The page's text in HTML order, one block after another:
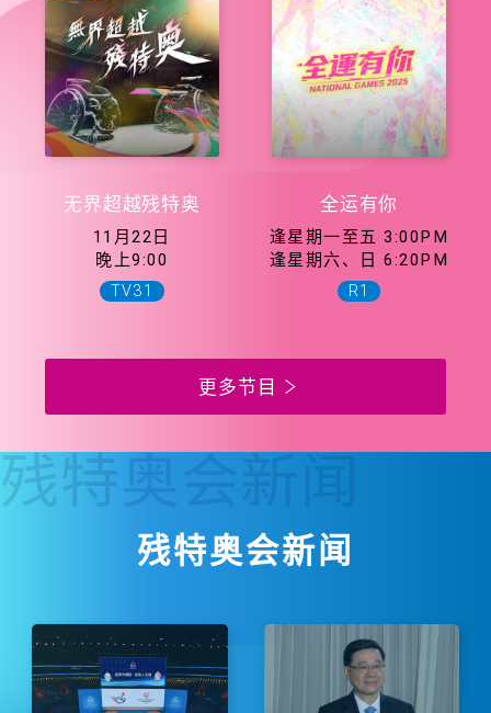
无界超越残特奥
11月22日
晚上9:00
TV31
全运有你
逢星期一至五 3:00PM
逢星期六、日 6:20PM
R1
更多节目
残特奥会新闻
残特奥会